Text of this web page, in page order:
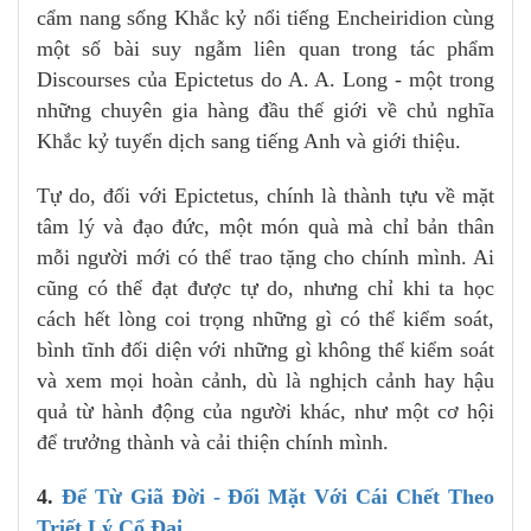
cẩm nang sống Khắc kỷ nổi tiếng Encheiridion cùng
một số bài suy ngẫm liên quan trong tác phẩm
Discourses của Epictetus do A. A. Long - một trong
những chuyên gia hàng đầu thế giới về chủ nghĩa
Khắc kỷ tuyển dịch sang tiếng Anh và giới thiệu.
Tự do, đối với Epictetus, chính là thành tựu về mặt
tâm lý và đạo đức, một món quà mà chỉ bản thân
mỗi người mới có thể trao tặng cho chính mình. Ai
cũng có thể đạt được tự do, nhưng chỉ khi ta học
cách hết lòng coi trọng những gì có thể kiểm soát,
bình tĩnh đối diện với những gì không thể kiểm soát
và xem mọi hoàn cảnh, dù là nghịch cảnh hay hậu
quả từ hành động của người khác, như một cơ hội
để trưởng thành và cải thiện chính mình.
4. Để Từ Giã Đời - Đối Mặt Với Cái Chết Theo